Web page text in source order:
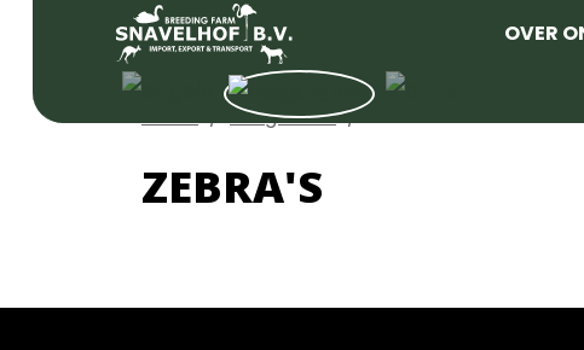
OVER
Zoogdieren Zebra's
ZEBRA'S